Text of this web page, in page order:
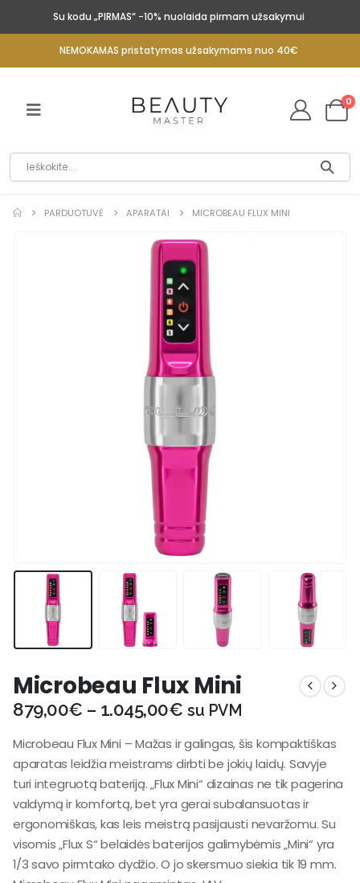
Su kodu „PIRMAS“ -10% nuolaida pirmam užsakymui
NEMOKAMAS pristatymas užsakymams nuo 40€
0
PARDUOTUVĖ APARATAI MICROBEAU FLUX MINI
Microbeau Flux Mini
879,00€ – 1.045,00€ su PVM
Microbeau Flux Mini – Mažas ir galingas, šis kompaktiškas
aparatas leidžia meistrams dirbti be jokių laidų. Savyje
turi integruotą bateriją. „Flux Mini“ dizainas ne tik pagerina
valdymą ir komfortą, bet yra gerai subalansuotas ir
ergonomiškas, kas leis meistrą pasijausti nevaržomu. Su
visomis „Flux S“ belaidės baterijos galimybėmis „Mini“ yra
1/3 savo pirmtako dydžio. O jo skersmuo siekia tik 19 mm.